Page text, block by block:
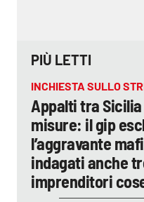
PIÙ LETTI
INCHIESTA SULLO
Appalti tra Sicilia
misure: il gip
l’aggravante
indagati anche
imprenditori